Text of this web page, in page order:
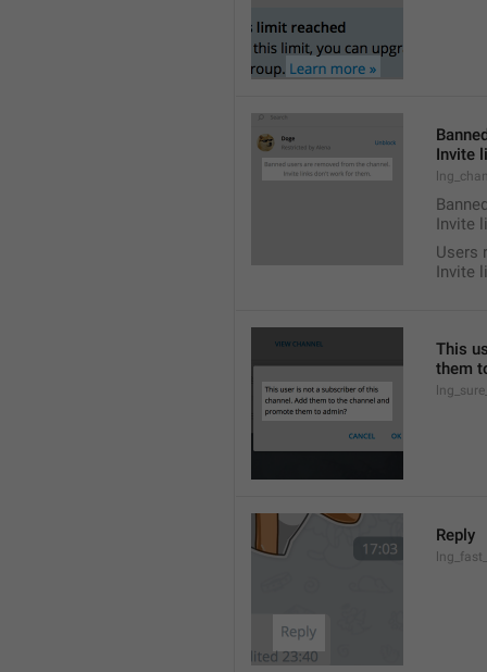
Invite
Invite
Users
Invite
This
them
Reply